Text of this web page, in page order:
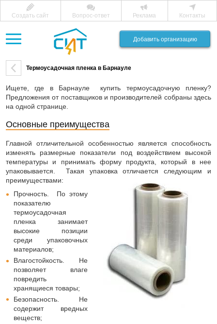
Создать сайт Вопрос-ответ Реклама Контакты
Добавить организацию
Термоусадочная пленка в Барнауле
Ищете, где в Барнауле купить термоусадочную пленку?
Предложения от поставщиков и производителей собраны здесь
на одной странице.
Основные преимущества
Главной отличительной особенностью является способность
изменять размерные показатели под воздействием высокой
температуры и принимать форму продукта, который в нее
упаковывается. Такая упаковка отличается следующим и
преимуществами:
Прочность. По этому
показателю
термоусадочная
пленка занимает
высокие позиции
среди упаковочных
материалов;
Влагостойкость. Не
позволяет влаге
повредить
хранящиеся товары;
Безопасность. Не
содержит вредных
веществ;